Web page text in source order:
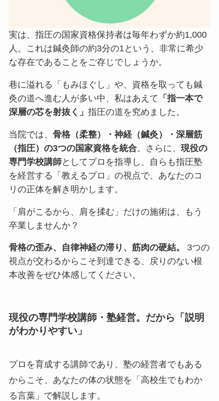
実は、指圧の国家資格保持者は毎年わずか約1,000
人。これは鍼灸師の約3分の1という、非常に希少
な存在であることをご存じでしょうか。
巷に溢れる「もみほぐし」や、資格を取っても鍼
灸の道へ進む人が多い中、私はあえて 「指一本で
深層の芯を射抜く」 指圧の道を究めました。
当院では、 骨格（柔整）・神経（鍼灸）・深層筋
（指圧）の3つの国家資格を統合。さらに、 現役の
専門学校講師としてプロを指導し、自らも指圧塾
を経営する「教えるプロ」の視点で、あなたのコ
リの正体を解き明かします。
「肩がこるから、肩を揉む」だけの施術は、もう
卒業しませんか？
骨格の歪み、自律神経の滞り、筋肉の硬結。
3つの
視点が交わるからこそ到達できる、戻りのない根
本改善をぜひ体感してください。
現役の専門学校講師・塾経営。だから「説明
がわかりやすい」
プロを育成する講師であり、塾の経営者でもある
からこそ、あなたの体の状態を「高校生でもわか
る言葉」で解説します。